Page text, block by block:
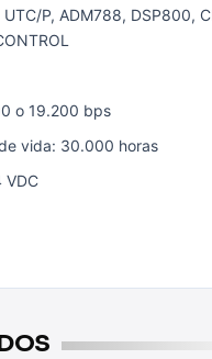
UTC/P, ADM788, DSP800,
o 19.200 bps
vida: 30.000 horas
VDC